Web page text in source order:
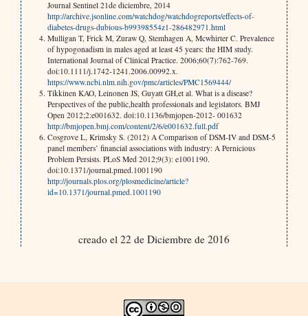
Journal Sentinel 21de diciembre, 2014
http://archive.jsonline.com/watchdog/watchdogreports/effects-of-
diabetes-drugs-dubious-b99398554z1-286482971.html
Mulligan T, Frick M, Zuraw Q, Stemhagen A, Mcwhirter C. Prevalence
of hypogonadism in males aged at least 45 years: the HIM study.
International Journal of Clinical Practice. 2006;60(7):762-769.
doi:10.1111/j.1742-1241.2006.00992.x.
https://www.ncbi.nlm.nih.gov/pmc/articles/PMC1569444/
Tikkinen KAO, Leinonen JS, Guyatt GH,et al. What is a disease?
Perspectives of the public,health professionals and legislators. BMJ
Open 2012;2:e001632. doi:10.1136/bmjopen-2012- 001632
http://bmjopen.bmj.com/content/2/6/e001632.full.pdf
Cosgrove L, Krimsky S. (2012) A Comparison of DSM-IV and DSM-5
panel members’ financial associations with industry: A Pernicious
Problem Persists. PLoS Med 2012;9(3): e1001190.
doi:10.1371/journal.pmed.1001190
http://journals.plos.org/plosmedicine/article?
id=10.1371/journal.pmed.1001190
creado el 22 de Diciembre de 2016